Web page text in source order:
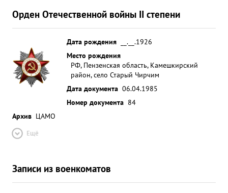
Орден Отечественной войны II степени
Дата рождения
__.__.1926
Место рождения
РФ, Пензенская область, Камешкирский
район, село Старый Чирчим
Дата документа 06.04.1985
Номер документа 84
Архив ЦАМО
Ещё
Записи из военкоматов